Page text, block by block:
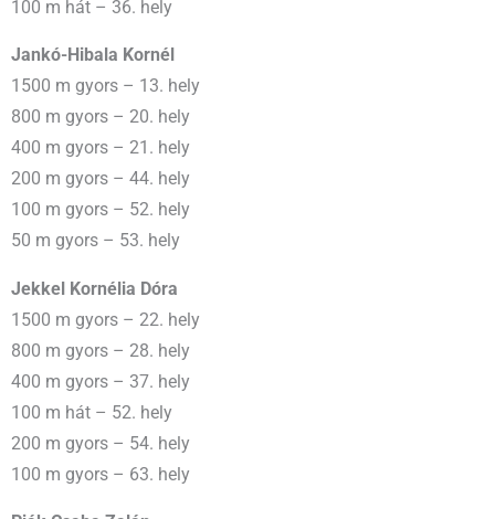
100 m hát – 36. hely
Jankó-Hibala Kornél
1500 m gyors – 13. hely
800 m gyors – 20. hely
400 m gyors – 21. hely
200 m gyors – 44. hely
100 m gyors – 52. hely
50 m gyors – 53. hely
Jekkel Kornélia Dóra
1500 m gyors – 22. hely
800 m gyors – 28. hely
400 m gyors – 37. hely
100 m hát – 52. hely
200 m gyors – 54. hely
100 m gyors – 63. hely